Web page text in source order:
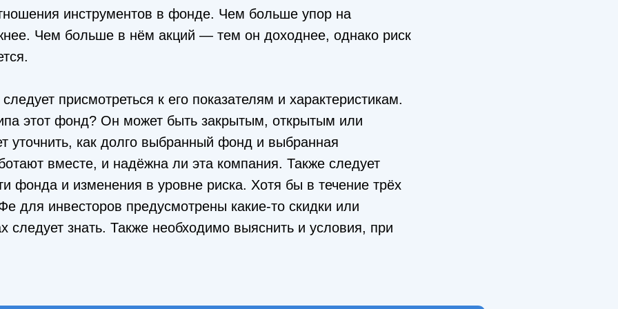
инструментов в фонде. Чем больше упор на
Чем больше в нём акций — тем он доходнее, однако риск
присмотреться к его показателям и характеристикам.
этот фонд? Он может быть закрытым, открытым или
уточнить, как долго выбранный фонд и выбранная
вместе, и надёжна ли эта компания. Также следует
фонда и изменения в уровне риска. Хотя бы в течение трёх
для инвесторов предусмотрены какие-то скидки или
следует знать. Также необходимо выяснить и условия, при